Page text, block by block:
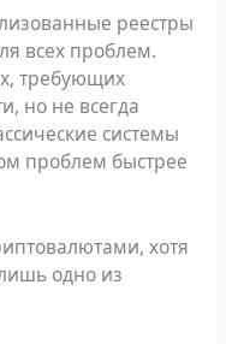
реестры
всех проблем.
требующих
но не всегда
системы
проблем быстрее
хотя
одно из